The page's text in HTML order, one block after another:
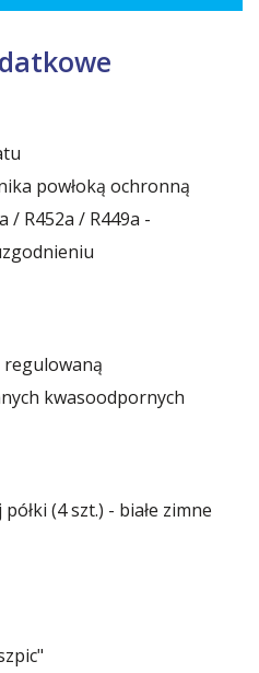
powłoką ochronną
/ R452a / R449a -
regulowaną
kwasoodpornych
188/196 cm – 6 szt.
(4 szt.) - białe zimne